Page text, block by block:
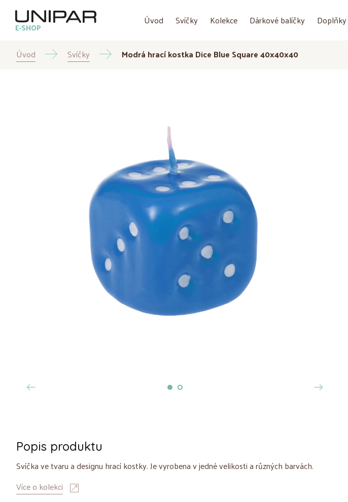
E-SHOP Úvod Svíčky Kolekce Dárkové balíčky Doplňky
Úvod Svíčky Modrá hrací kostka Dice Blue Square 40x40x40
Popis produktu
Svíčka ve tvaru a designu hrací kostky. Je vyrobena v jedné velikosti a různých barvách.
Více o kolekci